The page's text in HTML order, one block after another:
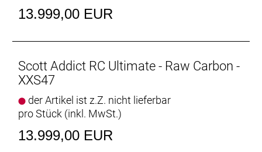
13.999,00 EUR
Scott Addict RC Ultimate - Raw Carbon -
XXS47
der Artikel ist z.Z. nicht lieferbar
pro Stück (inkl. MwSt.)
13.999,00 EUR